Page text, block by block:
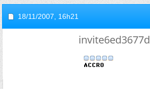
18/11/2007, 16h21
invite6ed3677d